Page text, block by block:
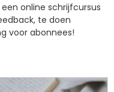
online schrijfcursus
te doen
voor abonnees!